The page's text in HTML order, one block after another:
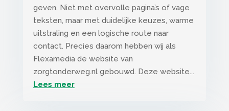
geven. Niet met overvolle pagina’s of vage
teksten, maar met duidelijke keuzes, warme
uitstraling en een logische route naar
contact. Precies daarom hebben wij als
Flexamedia de website van
zorgtonderweg.nl gebouwd. Deze website...
Lees meer